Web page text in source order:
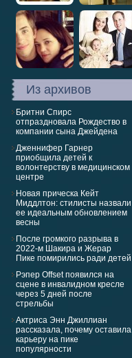
Из архивов
Бритни Спирс
отпраздновала Рождество в
компании сына Джейдена
Дженнифер Гарнер
приобщила детей к
волонтерству в медицинском
центре
Новая прическа Кейт
Миддлтон: стилисты назвали
ее идеальным обновлением
весны
После громкого разрыва в
2022-м Шакира и Жерар
Пике помирились ради детей
Рэпер Offset появился на
сцене в инвалидном кресле
через 5 дней после
стрельбы
Актриса Энн Джиллиан
рассказала, почему оставила
карьеру на пике
популярности